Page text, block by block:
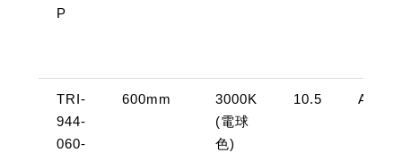
P
TRI-
944-
060-
600mm
3000K
(電球
色)
10.5